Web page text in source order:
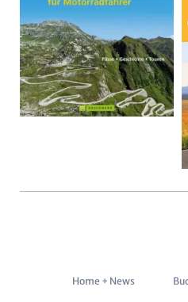
Navigation
Home + News